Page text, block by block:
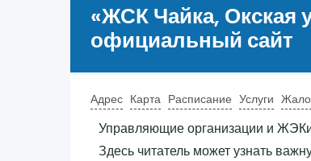
«‎ЖСК Чайка, Окская
официальный сайт
Адрес Карта Расписание Услуги
Управляющие организации и
Здесь читатель может узнать